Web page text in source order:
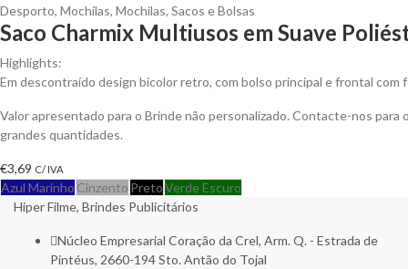
Desporto, Mochilas, Mochilas, Sacos e Bolsas
Saco Charmix Multiusos em Suave
Highlights:
Em descontraído design bicolor retro, com bolso principal e frontal com
Valor apresentado para o Brinde não personalizado. Contacte-nos
grandes quantidades.
€3,69 C/ IVA
Azul Marinho Cinzento PretoVerde Escuro
Hiper Filme, Brindes Publicitários
Núcleo Empresarial Coração da Crel, Arm. Q. - Estrada de
Pintéus, 2660-194 Sto. Antão do Tojal